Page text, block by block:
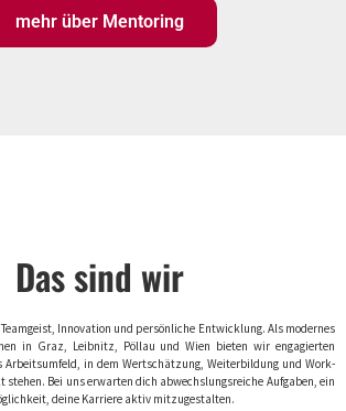
mehr über Mentoring
Das sind wir
Innovation und persönliche Entwicklung. Als modernes
in Graz, Leibnitz, Pöllau und Wien bieten wir engagierten
Arbeitsumfeld, in dem Wertschätzung, Weiterbildung und Work-
Bei uns erwarten dich abwechslungsreiche Aufgaben, ein
deine Karriere aktiv mitzugestalten.